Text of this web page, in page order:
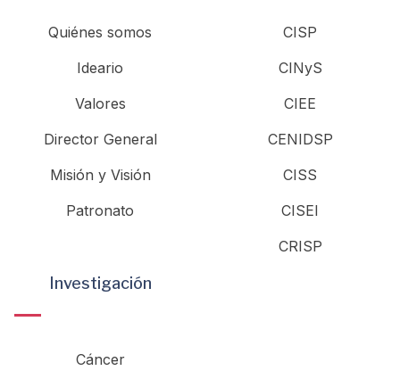
Quiénes somos
Ideario
Valores
Director General
Misión y Visión
Patronato
CISP
CINyS
CIEE
CENIDSP
CISS
CISEI
CRISP
Investigación
Cáncer